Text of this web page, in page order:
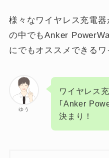
様々なワイヤレス充電
の中でもAnker
にでもオススメできるワ
ゆう
ワイヤレス
｢Anker
決まり！